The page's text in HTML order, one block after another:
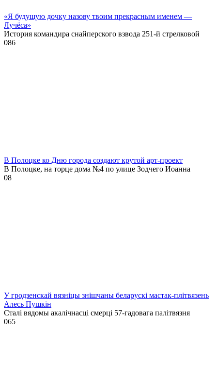
«Я будущую дочку назову твоим прекрасным именем —
Лучёса»
История командира снайперского взвода 251-й стрелковой
086
В Полоцке ко Дню города создают крутой арт-проект
В Полоцке, на торце дома №4 по улице Зодчего Иоанна
08
У гродзенскай вязніцы знішчаны беларускі мастак-плітвязень
Алесь Пушкін
Сталі вядомы акалічнасці смерці 57-гадовага палітвязня
065